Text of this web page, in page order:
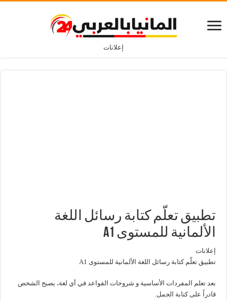
إعلانات
تطبيق تعلّم كتابة رسائل اللغة
الألمانية للمستوى A1
إعلانات
تطبيق تعلّم كتابة رسائل اللغة الألمانية للمستوى A1
بعد تعلم المفردات الأساسية و شروحات القواعد في أي لغة، يصبح الشخص
قادراً على كتابة الجمل.